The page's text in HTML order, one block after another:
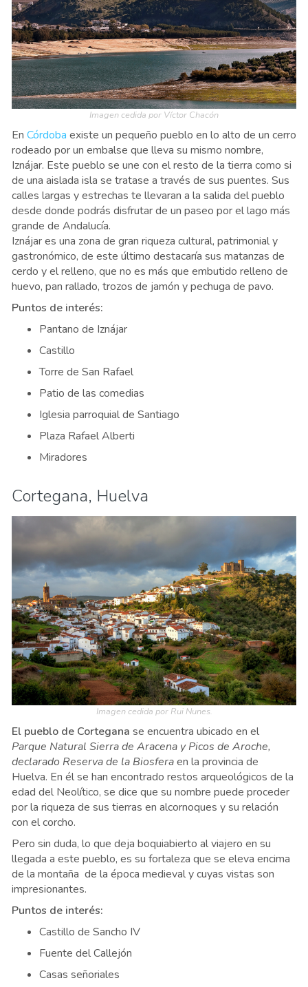
Imagen cedida por Víctor Chacón
En Córdoba existe un pequeño pueblo en lo alto de un cerro
rodeado por un embalse que lleva su mismo nombre,
Iznájar. Este pueblo se une con el resto de la tierra como si
de una aislada isla se tratase a través de sus puentes. Sus
calles largas y estrechas te llevaran a la salida del pueblo
desde donde podrás disfrutar de un paseo por el lago más
grande de Andalucía.
Iznájar es una zona de gran riqueza cultural, patrimonial y
gastronómico, de este último destacaría sus matanzas de
cerdo y el relleno, que no es más que embutido relleno de
huevo, pan rallado, trozos de jamón y pechuga de pavo.
Puntos de interés:
Pantano de Iznájar
Castillo
Torre de San Rafael
Patio de las comedias
Iglesia parroquial de Santiago
Plaza Rafael Alberti
Miradores
Cortegana, Huelva
Imagen cedida por Rui Nunes.
El pueblo de Cortegana se encuentra ubicado en el
Parque Natural Sierra de Aracena y Picos de Aroche,
declarado Reserva de la Biosferaen la provincia de
Huelva. En él se han encontrado restos arqueológicos de la
edad del Neolítico, se dice que su nombre puede proceder
por la riqueza de sus tierras en alcornoques y su relación
con el corcho.
Pero sin duda, lo que deja boquiabierto al viajero en su
llegada a este pueblo, es su fortaleza que se eleva encima
de la montaña de la época medieval y cuyas vistas son
impresionantes.
Puntos de interés:
Castillo de Sancho IV
Fuente del Callejón
Casas señoriales